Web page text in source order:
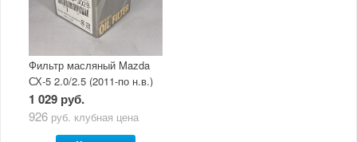
Фильтр масляный Mazda
СХ-5 2.0/2.5 (2011-по н.в.)
1 029 руб.
926 руб. клубная цена